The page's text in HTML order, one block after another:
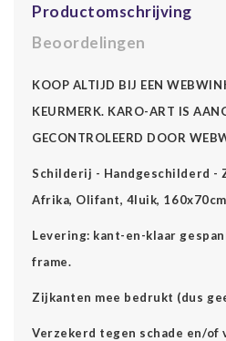
Productomschrijving
Beoordelingen
KOOP ALTIJD BIJ EEN
KEURMERK. KARO-ART IS
GECONTROLEERD DOOR
Schilderij - Handgeschilderd -
Afrika, Olifant, 4luik,
Levering: kant-en-klaar
frame.
Zijkanten mee bedrukt (dus
Verzekerd tegen schade en/of